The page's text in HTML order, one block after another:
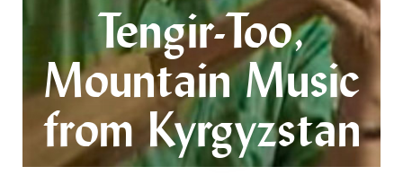
Tengir-Too,
Mountain Music
from Kyrgyzstan